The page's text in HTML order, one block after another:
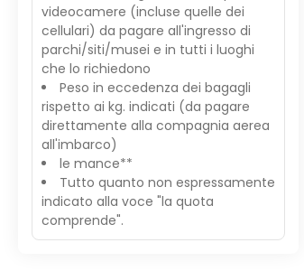
videocamere (incluse quelle dei
cellulari) da pagare all'ingresso di
parchi/siti/musei e in tutti i luoghi
che lo richiedono
Peso in eccedenza dei bagagli
rispetto ai kg. indicati (da pagare
direttamente alla compagnia aerea
all'imbarco)
le mance**
Tutto quanto non espressamente
indicato alla voce "la quota
comprende".